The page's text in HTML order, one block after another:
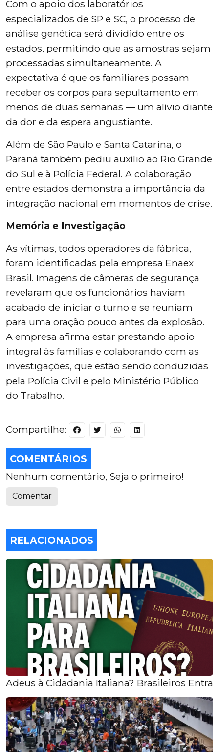
Com o apoio dos laboratórios
especializados de SP e SC, o processo de
análise genética será dividido entre os
estados, permitindo que as amostras sejam
processadas simultaneamente. A
expectativa é que os familiares possam
receber os corpos para sepultamento em
menos de duas semanas — um alívio diante
da dor e da espera angustiante.
Além de São Paulo e Santa Catarina, o
Paraná também pediu auxílio ao Rio Grande
do Sul e à Polícia Federal. A colaboração
entre estados demonstra a importância da
integração nacional em momentos de crise.
Memória e Investigação
As vítimas, todos operadores da fábrica,
foram identificadas pela empresa Enaex
Brasil. Imagens de câmeras de segurança
revelaram que os funcionários haviam
acabado de iniciar o turno e se reuniam
para uma oração pouco antes da explosão.
A empresa afirma estar prestando apoio
integral às famílias e colaborando com as
investigações, que estão sendo conduzidas
pela Polícia Civil e pelo Ministério Público
do Trabalho.
Compartilhe:
COMENTÁRIOS
Nenhum comentário, Seja o primeiro!
Comentar
RELACIONADOS
Adeus à Cidadania Italiana? Brasileiros